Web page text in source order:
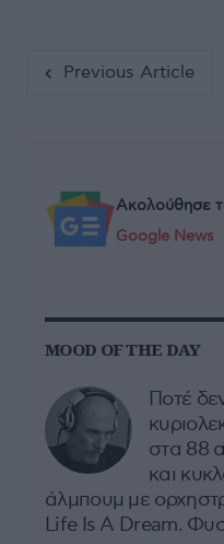
Previous Article
Ακολούθησε
Google News
MOOD OF THE DAY
Ποτέ
στα 88
και
άλμπουμ με
Life Is A Dream.